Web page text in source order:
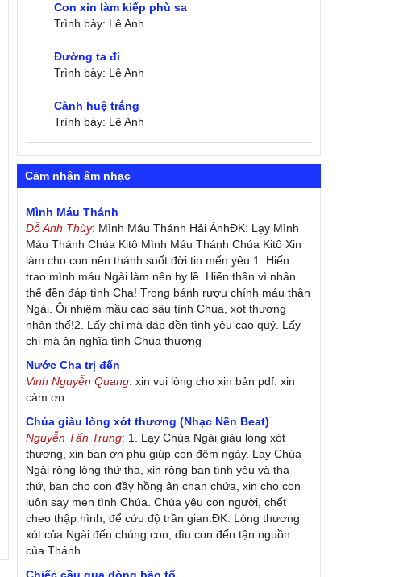
Con xin làm kiếp phù sa
Trình bày: Lê Anh
Đường ta đi
Trình bày: Lê Anh
Cành huệ trắng
Trình bày: Lê Anh
Cảm nhận âm nhạc
Mình Máu Thánh
Dỗ Anh Thùy: Mình Máu Thánh Hải ÁnhĐK: Lạy Mình
Máu Thánh Chúa Kitô Mình Máu Thánh Chúa Kitô Xin
làm cho con nên thánh suốt đời tin mến yêu.1. Hiến
trao mình máu Ngài làm nên hy lề. Hiến thân vì nhân
thế đền đáp tình Cha! Trong bánh rượu chính máu thân
Ngài. Ôi nhiệm mầu cao sâu tình Chúa, xót thương
nhân thế!2. Lấy chi mà đáp đền tình yêu cao quý. Lấy
chi mà ân nghĩa tình Chúa thương
Nước Cha trị đến
Vinh Nguyễn Quang: xin vui lòng cho xin bản pdf. xin
cảm ơn
Chúa giàu lòng xót thương (Nhạc Nền Beat)
Nguyễn Tấn Trung: 1. Lạy Chúa Ngài giàu lòng xót
thương, xin ban ơn phù giúp con đêm ngày. Lạy Chúa
Ngài rộng lòng thứ tha, xin rộng ban tình yêu và tha
thứ, ban cho con đầy hồng ân chan chứa, xin cho con
luôn say men tình Chúa. Chúa yêu con người, chết
cheo thập hình, để cứu độ trần gian.ĐK: Lòng thương
xót của Ngài đến chúng con, dìu con đến tận nguồn
của Thánh